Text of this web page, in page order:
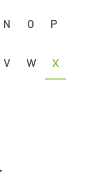
N O P
V W X